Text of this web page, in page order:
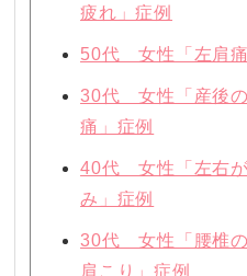
疲れ」症例
50代 女性「左肩痛
30代 女性「産後
痛」症例
40代 女性「左右
み」症例
30代 女性「腰椎の
肩こり」症例